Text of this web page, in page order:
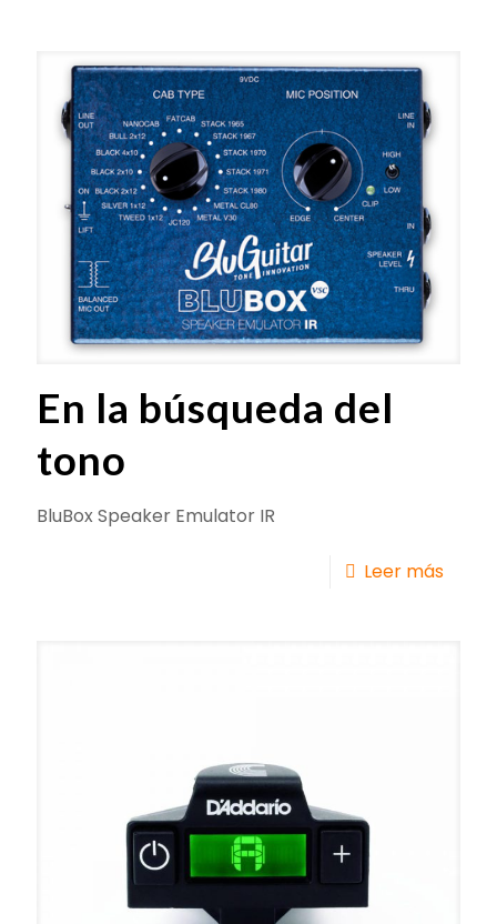
En la búsqueda del
tono
BluBox Speaker Emulator IR
Leer más